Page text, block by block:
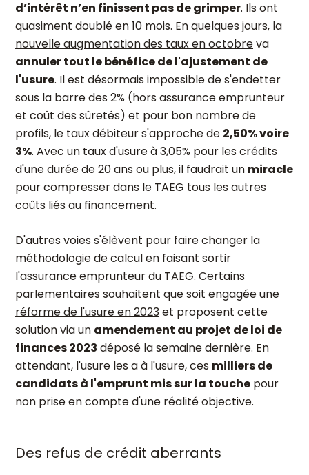
d’intérêt n’en finissent pas de grimper. Ils ont
quasiment doublé en 10 mois. En quelques jours, la
nouvelle augmentation des taux en octobreva
annuler tout le bénéfice de l'ajustement de
l'usure. Il est désormais impossible de s'endetter
sous la barre des 2% (hors assurance emprunteur
et coût des sûretés) et pour bon nombre de
profils, le taux débiteur s'approche de 2,50% voire
3%. Avec un taux d'usure à 3,05% pour les crédits
d'une durée de 20 ans ou plus, il faudrait un miracle
pour compresser dans le TAEG tous les autres
coûts liés au financement.
D'autres voies s'élèvent pour faire changer la
méthodologie de calcul en faisant sortir
l'assurance emprunteur du TAEG. Certains
parlementaires souhaitent que soit engagée une
réforme de l'usure en 2023et proposent cette
solution via un amendement au projet de loi de
finances 2023 déposé la semaine dernière. En
attendant, l'usure les a à l'usure, ces milliers de
candidats à l'emprunt mis sur la touche pour
non prise en compte d'une réalité objective.
Des refus de crédit aberrants